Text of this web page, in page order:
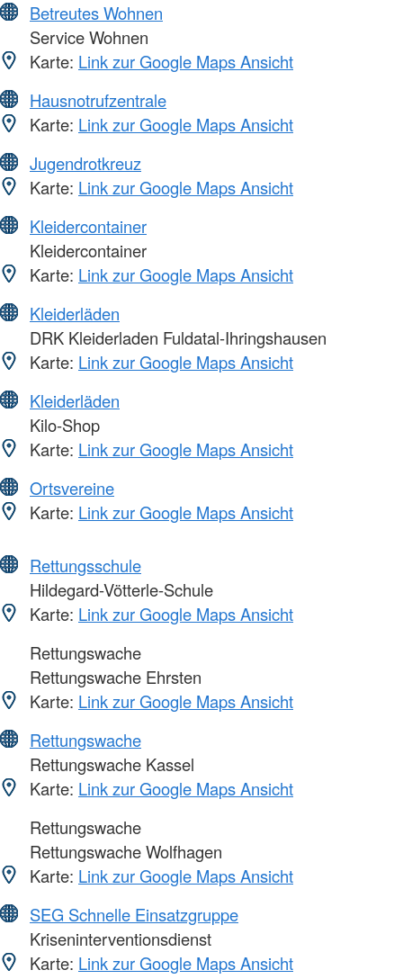
Betreutes Wohnen
Service Wohnen
Karte: Link zur Google Maps Ansicht
Hausnotrufzentrale
Karte: Link zur Google Maps Ansicht
Jugendrotkreuz
Karte: Link zur Google Maps Ansicht
Kleidercontainer
Kleidercontainer
Karte: Link zur Google Maps Ansicht
Kleiderläden
DRK Kleiderladen Fuldatal-Ihringshausen
Karte: Link zur Google Maps Ansicht
Kleiderläden
Kilo-Shop
Karte: Link zur Google Maps Ansicht
Ortsvereine
Karte: Link zur Google Maps Ansicht
Rettungsschule
Hildegard-Vötterle-Schule
Karte: Link zur Google Maps Ansicht
Rettungswache
Rettungswache Ehrsten
Karte: Link zur Google Maps Ansicht
Rettungswache
Rettungswache Kassel
Karte: Link zur Google Maps Ansicht
Rettungswache
Rettungswache Wolfhagen
Karte: Link zur Google Maps Ansicht
SEG Schnelle Einsatzgruppe
Kriseninterventionsdienst
Karte: Link zur Google Maps Ansicht